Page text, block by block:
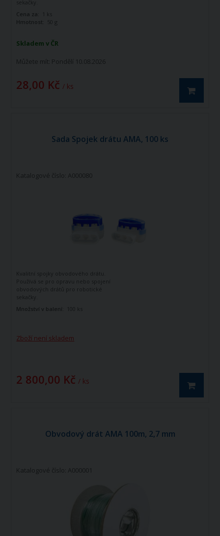
Skladem v ČR
Můžete mít: Pondělí 10.08.2026
28,00 Kč / ks
sekačky.
Cena za:
1 ks
Hmotnost:
50 g
Sada Spojek drátu AMA, 100 ks
Katalogové číslo: A000080
Zboží není skladem
2 800,00 Kč / ks
Kvalitní spojky obvodového drátu.
Používá se pro opravu nebo spojení
obvodových drátů pro robotické
sekačky.
Množství v balení:
100 ks
Obvodový drát AMA 100m, 2,7 mm
Katalogové číslo: A000001